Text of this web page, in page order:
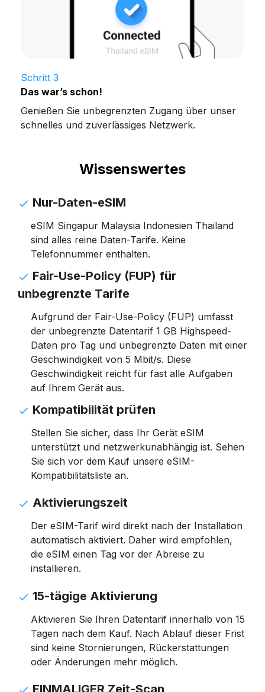
Schritt 3
Das war’s schon!
Genießen Sie unbegrenzten Zugang über unser
schnelles und zuverlässiges Netzwerk.
Wissenswertes
Nur-Daten-eSIM
eSIM Singapur Malaysia Indonesien Thailand
sind alles reine Daten-Tarife. Keine
Telefonnummer enthalten.
Fair-Use-Policy (FUP) für
unbegrenzte Tarife
Aufgrund der Fair-Use-Policy (FUP) umfasst
der unbegrenzte Datentarif 1 GB Highspeed-
Daten pro Tag und unbegrenzte Daten mit einer
Geschwindigkeit von 5 Mbit/s. Diese
Geschwindigkeit reicht für fast alle Aufgaben
auf Ihrem Gerät aus.
Kompatibilität prüfen
Stellen Sie sicher, dass Ihr Gerät eSIM
unterstützt und netzwerkunabhängig ist. Sehen
Sie sich vor dem Kauf unsere eSIM-
Kompatibilitätsliste an.
Aktivierungszeit
Der eSIM-Tarif wird direkt nach der Installation
automatisch aktiviert. Daher wird empfohlen,
die eSIM einen Tag vor der Abreise zu
installieren.
15-tägige Aktivierung
Aktivieren Sie Ihren Datentarif innerhalb von 15
Tagen nach dem Kauf. Nach Ablauf dieser Frist
sind keine Stornierungen, Rückerstattungen
oder Änderungen mehr möglich.